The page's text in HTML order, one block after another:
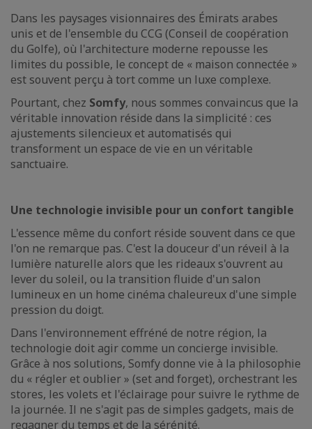
Dans les paysages visionnaires des Émirats arabes
unis et de l'ensemble du CCG (Conseil de coopération
du Golfe), où l'architecture moderne repousse les
limites du possible, le concept de « maison connectée »
est souvent perçu à tort comme un luxe complexe.
Pourtant, chez Somfy, nous sommes convaincus que la
véritable innovation réside dans la simplicité : ces
ajustements silencieux et automatisés qui
transforment un espace de vie en un véritable
sanctuaire.
Une technologie invisible pour un confort tangible
L'essence même du confort réside souvent dans ce que
l'on ne remarque pas. C'est la douceur d'un réveil à la
lumière naturelle alors que les rideaux s'ouvrent au
lever du soleil, ou la transition fluide d'un salon
lumineux en un home cinéma chaleureux d'une simple
pression du doigt.
Dans l'environnement effréné de notre région, la
technologie doit agir comme un concierge invisible.
Grâce à nos solutions, Somfy donne vie à la philosophie
du « régler et oublier » (set and forget), orchestrant les
stores, les volets et l'éclairage pour suivre le rythme de
la journée. Il ne s'agit pas de simples gadgets, mais de
regagner du temps et de la sérénité.